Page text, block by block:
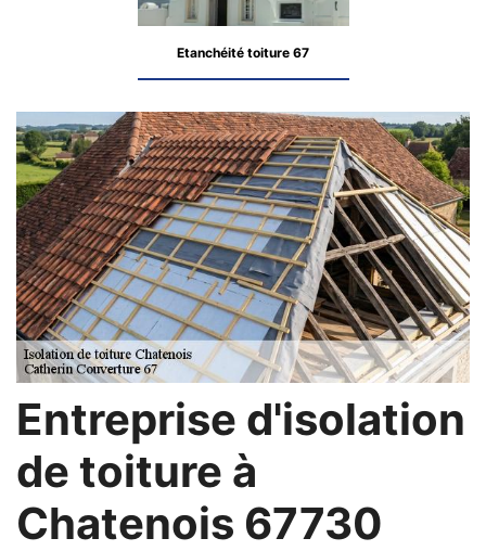
Etanchéité toiture 67
Entreprise d'isolation
de toiture à
Chatenois 67730